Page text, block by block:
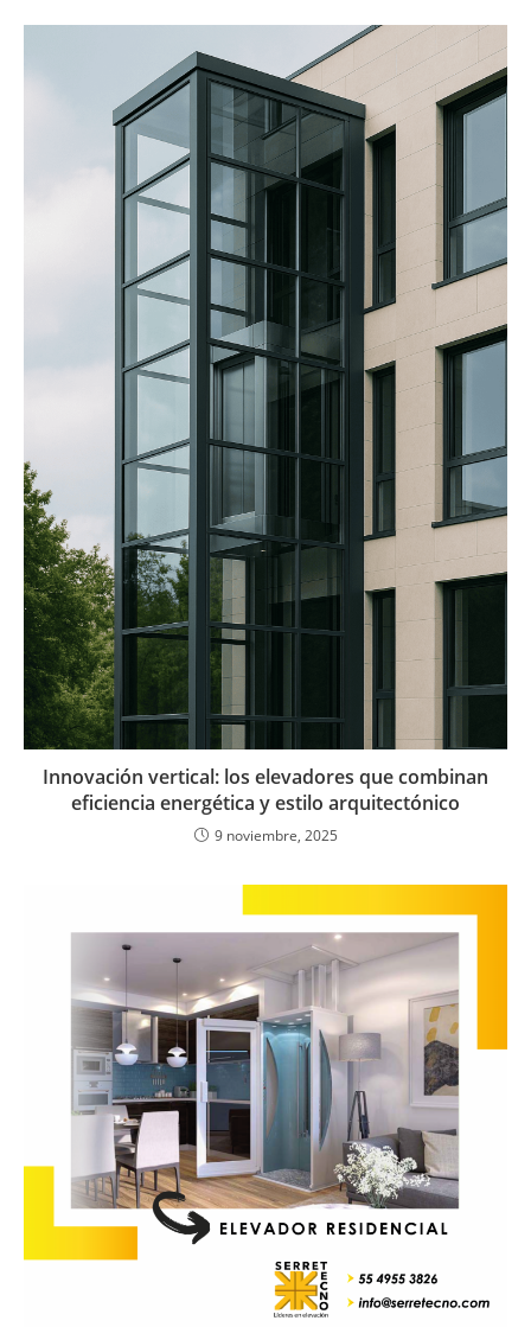
Innovación vertical: los elevadores que combinan
eficiencia energética y estilo arquitectónico
9 noviembre, 2025